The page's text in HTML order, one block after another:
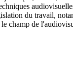
du travail,
champ de